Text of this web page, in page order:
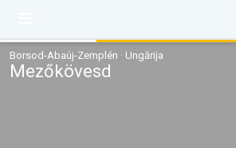
Borsod-Abaúj-Zemplén · Ungārija
Mezőkövesd